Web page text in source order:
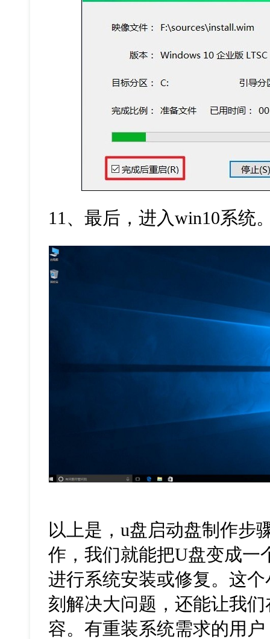
11 、最后，进入win10系统
以上是，u盘启动盘制作步
作，我们就能把U盘变成一
进行系统安装或修复。这
刻解决大问题，还能让我
容。有重装系统需求的用